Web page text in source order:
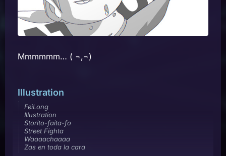
Mmmmmm… ( ¬,¬)
Illustration
FeiLong
Illustration
Storito-faita-fo
Street Fighta
Waaaachaaaa
Zas en toda la cara